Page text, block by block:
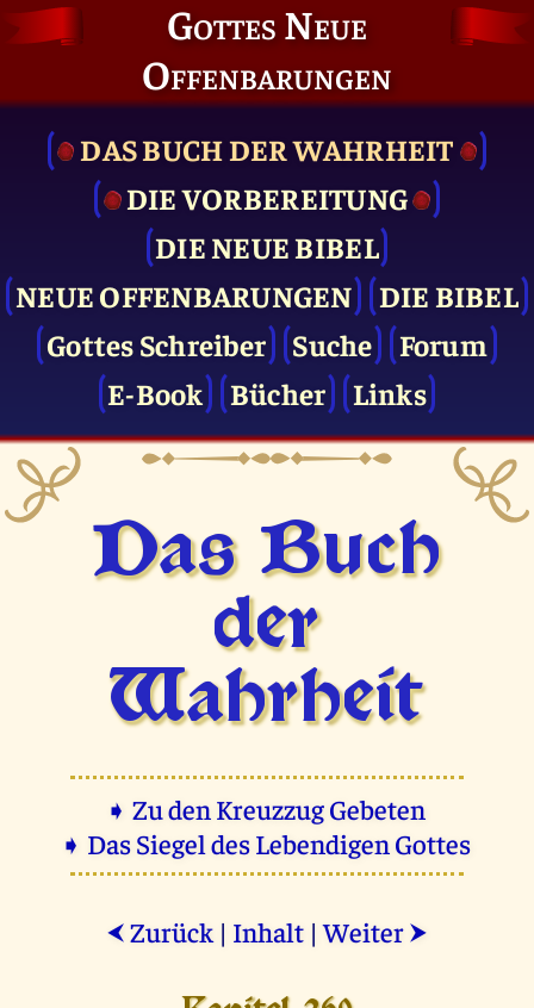
Gottes Neue
Offenbarungen
DAS BUCH DER WAHRHEIT
DIE VOR­BEREITUNG
DIE NEUE BIBEL
NEUE OFFENBARUNGEN
DIE BIBEL
Gottes Schreiber
Suche
Forum
E-Book
Bücher Links
Das Buch
der
Wahrheit
➧ Zu den Kreuzzug Gebeten
➧ Das Siegel des Lebendigen Gottes
⮜ Zurück | Inhalt |Weiter ⮞